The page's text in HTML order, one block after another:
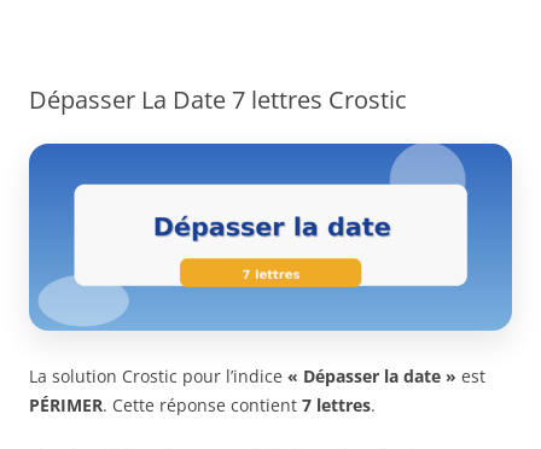
Dépasser La Date 7 lettres Crostic
La solution Crostic pour l’indice « Dépasser la date » est
PÉRIMER. Cette réponse contient 7 lettres.